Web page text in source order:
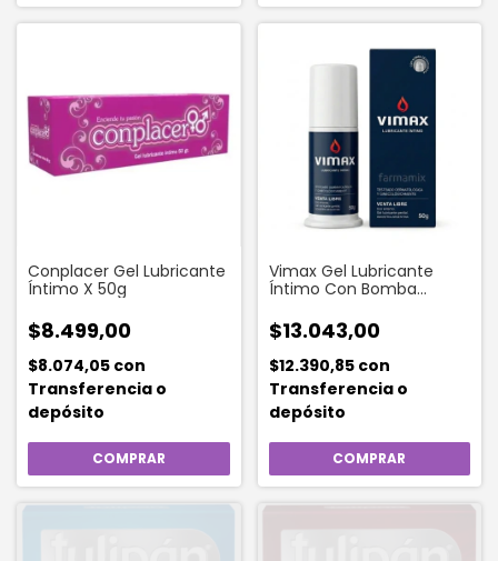
Conplacer Gel Lubricante
Íntimo X 50g
$8.499,00
$8.074,05 con
Transferencia o
depósito
Vimax Gel Lubricante
Íntimo Con Bomba
$13.043,00
$12.390,85 con
Transferencia o
depósito